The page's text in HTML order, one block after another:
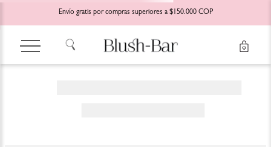
Envío gratis por compras superiores a $150.000 COP